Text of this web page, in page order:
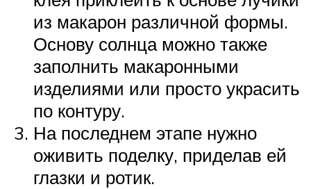
из макарон различной формы.
Основу солнца можно также
заполнить макаронными
изделиями или просто украсить
по контуру.
На последнем этапе нужно
оживить поделку, приделав ей
глазки и ротик.